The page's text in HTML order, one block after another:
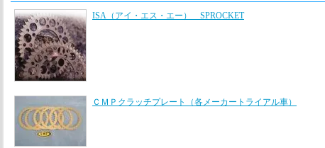
ISA（アイ・エス・エー） SPROCKET
ＣＭＰクラッチプレート（各メーカートライアル車）